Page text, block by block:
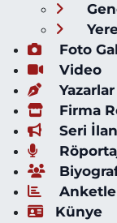
Foto
Video
Yazarlar
Firma
Seri İlan
Künye